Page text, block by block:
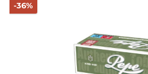
-36%Rabatt